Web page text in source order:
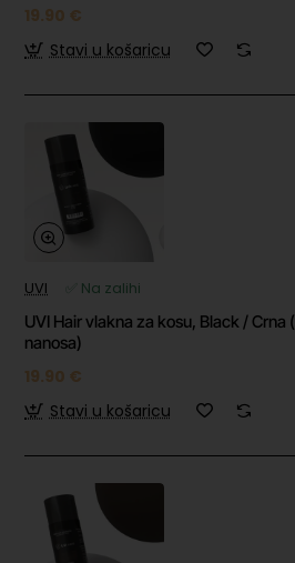
19.90 €
Stavi u košaricu
UVI
✅ Na zalihi
UVI Hair vlakna za kosu, Black /
nanosa)
19.90 €
Stavi u košaricu